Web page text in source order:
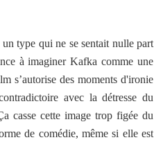
type qui ne se sentait nulle part
à imaginer Kafka comme une
s’autorise des moments d'ironie
avec la détresse du
casse cette image trop figée du
de comédie, même si elle est